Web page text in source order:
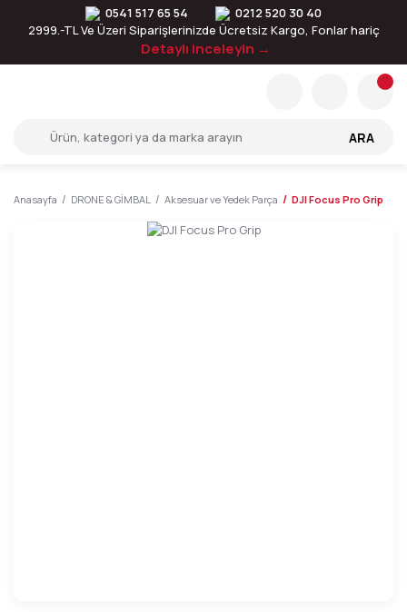
0541 517 65 54
0212 520 30 40
2999.-TL Ve Üzeri Siparişlerinizde Ücretsiz Kargo, Fonlar hariç
Detaylı inceleyin →
ARA
Anasayfa DRONE & GİMBAL Aksesuar ve Yedek Parça DJI Focus Pro Grip